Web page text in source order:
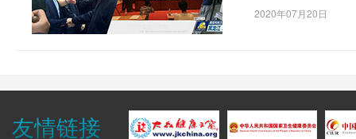
2020年07月20日
友情链接